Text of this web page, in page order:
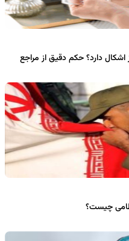
اشکال دارد؟ حکم دقیق از مراجع
چیست؟